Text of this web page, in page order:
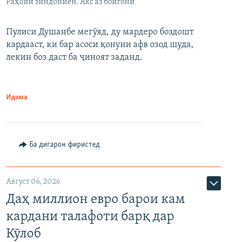
Раҳоии зиндониён. Акс аз бойгонӣ
Пулиси Душанбе мегӯяд, ду мардеро боздошт
кардааст, ки бар асоси қонуни афв озод шуда,
лекин боз даст ба ҷиноят заданд.
Идома
Ба дигарон фиристед
Август 06, 2026
Даҳ миллион евро барои кам
кардани талафоти барқ дар
Кӯлоб